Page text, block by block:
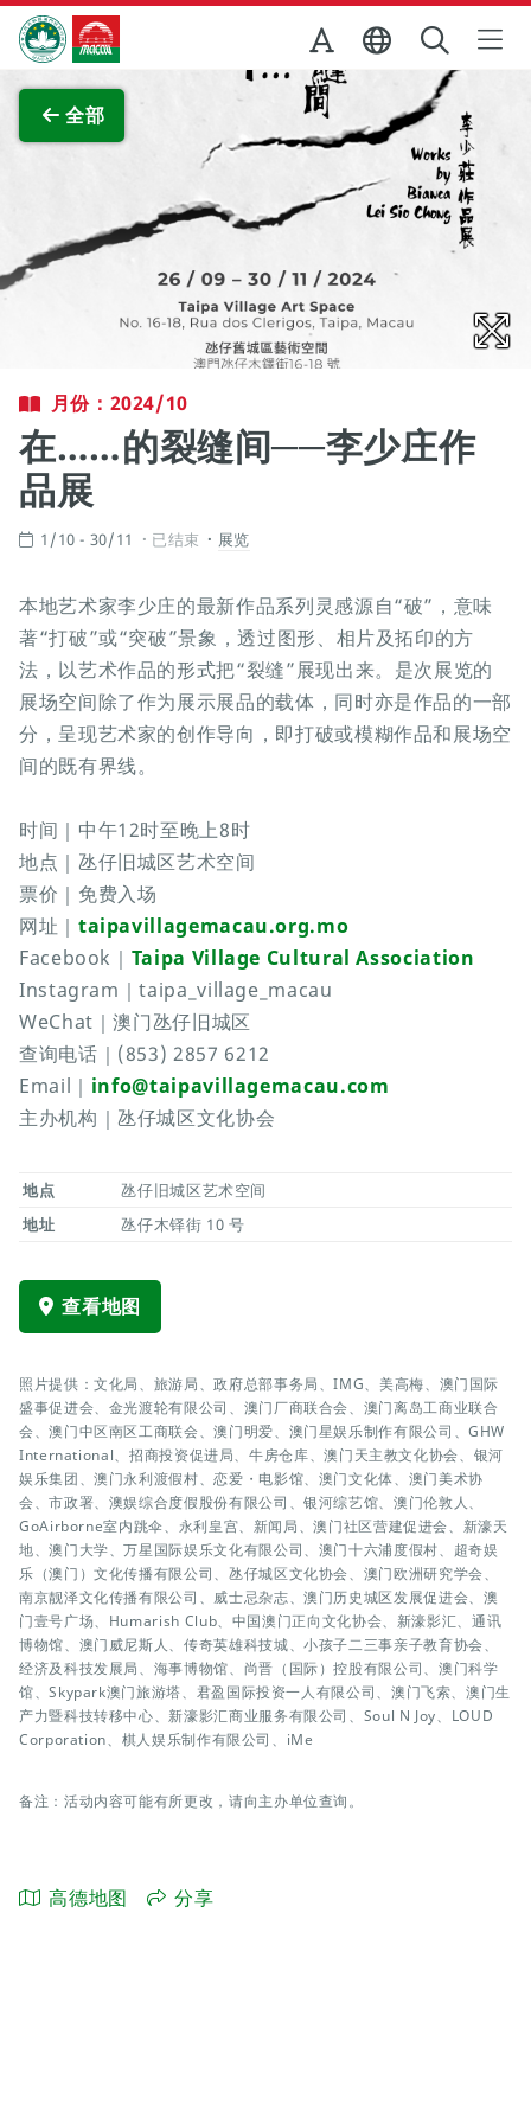
跳至主内容
澳门特别行政区政府旅游局
全部
查看原图
月份：2024/10
在……的裂缝间──李少庄作
品展
1/10 - 30/11 已结束 展览
本地艺术家李少庄的最新作品系列灵感源自“破”，意味
著“打破”或“突破”景象，透过图形、相片及拓印的方
法，以艺术作品的形式把“裂缝”展现出来。是次展览的
展场空间除了作为展示展品的载体，同时亦是作品的一部
分，呈现艺术家的创作导向，即打破或模糊作品和展场空
间的既有界线。
时间｜中午12时至晚上8时
地点｜氹仔旧城区艺术空间
票价｜免费入场
网址｜ taipavillagemacau.org.mo
Facebook｜ Taipa Village Cultural Association
Instagram｜taipa_village_macau
WeChat｜澳门氹仔旧城区
查询电话｜(853) 2857 6212
Email｜ info@taipavillagemacau.com
主办机构｜氹仔城区文化协会
地点
氹仔旧城区艺术空间
地址
氹仔木铎街 10 号
查看地图
照片提供：文化局、旅游局、政府总部事务局、IMG、美高梅、澳门国际
盛事促进会、金光渡轮有限公司、澳门厂商联合会、澳门离岛工商业联合
会、澳门中区南区工商联会、澳门明爱、澳门星娱乐制作有限公司、GHW
International、招商投资促进局、牛房仓库、澳门天主教文化协会、银河
娱乐集团、澳门永利渡假村、恋爱・电影馆、澳门文化体、澳门美术协
会、市政署、澳娱综合度假股份有限公司、银河综艺馆、澳门伦敦人、
GoAirborne室内跳伞、永利皇宫、新闻局、澳门社区营建促进会、新濠天
地、澳门大学、万星国际娱乐文化有限公司、澳门十六浦度假村、超奇娱
乐（澳门）文化传播有限公司、氹仔城区文化协会、澳门欧洲研究学会、
南京靓泽文化传播有限公司、威士忌杂志、澳门历史城区发展促进会、澳
门壹号广场、Humarish Club、中国澳门正向文化协会、新濠影汇、通讯
博物馆、澳门威尼斯人、传奇英雄科技城、小孩子二三事亲子教育协会、
经济及科技发展局、海事博物馆、尚晋（国际）控股有限公司、澳门科学
馆、Skypark澳门旅游塔、君盈国际投资一人有限公司、澳门飞索、澳门生
产力暨科技转移中心、新濠影汇商业服务有限公司、Soul N Joy、LOUD
Corporation、棋人娱乐制作有限公司、iMe
备注：活动内容可能有所更改，请向主办单位查询。
高德地图 分享